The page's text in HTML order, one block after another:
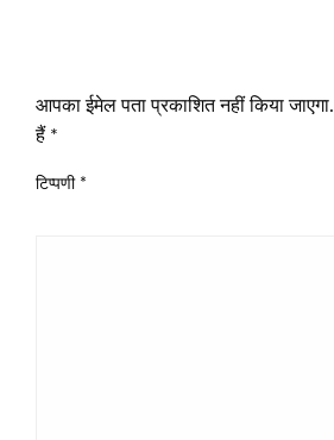
आपका ईमेल पता प्रकाशित नहीं किया जाएगा.
हैं *
टिप्पणी *